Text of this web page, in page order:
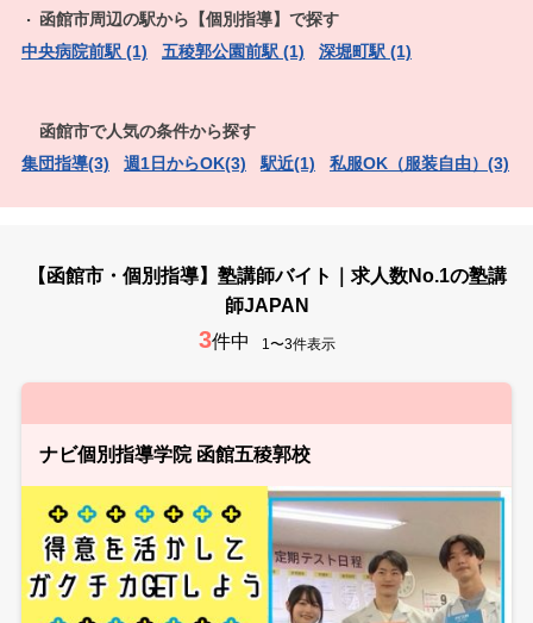
函館市周辺の駅から【個別指導】で探す
中央病院前駅 (1)
五稜郭公園前駅 (1) 深堀町駅 (1)
函館市で人気の条件から探す
集団指導(3)
週1日からOK(3) 駅近(1) 私服OK（服装自由）(3)
【函館市・個別指導】塾講師バイト｜求人数No.1の塾講
師JAPAN
3件中 1〜3件表示
ナビ個別指導学院 函館五稜郭校